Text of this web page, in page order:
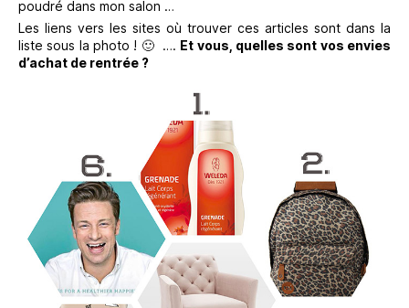
poudré dans mon salon …
Les liens vers les sites où trouver ces articles sont dans la
liste sous la photo ! 🙂 …. Et vous, quelles sont vos envies
d’achat de rentrée ?